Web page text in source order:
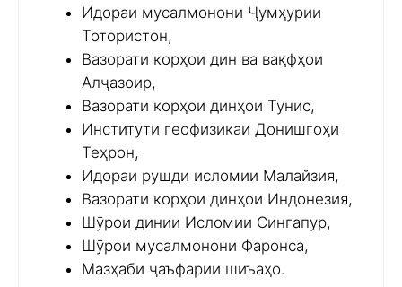
Идораи мусалмонони Ҷумҳурии
Тотористон,
Вазорати корҳои дин ва вақфҳои
Алҷазоир,
Вазорати корҳои динҳои Тунис,
Институти геофизикаи Донишгоҳи
Теҳрон,
Идораи рушди исломии Малайзия,
Вазорати корҳои динҳои Индонезия,
Шӯрои динии Исломии Сингапур,
Шӯрои мусалмонони Фаронса,
Мазҳаби ҷаъфарии шиъаҳо.